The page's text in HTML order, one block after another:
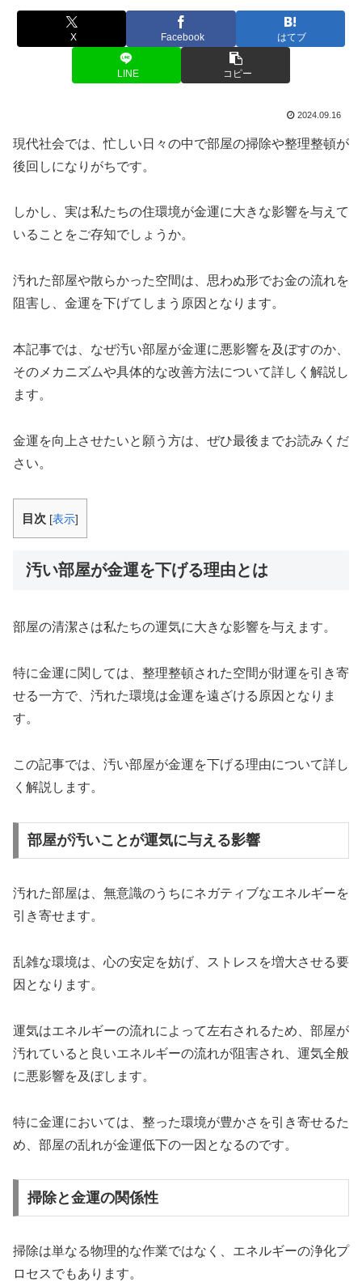
X Facebook はてブ
LINE コピー
2024.09.16
現代社会では、忙しい日々の中で部屋の掃除や整理整頓が
後回しになりがちです。
しかし、実は私たちの住環境が金運に大きな影響を与えて
いることをご存知でしょうか。
汚れた部屋や散らかった空間は、思わぬ形でお金の流れを
阻害し、金運を下げてしまう原因となります。
本記事では、なぜ汚い部屋が金運に悪影響を及ぼすのか、
そのメカニズムや具体的な改善方法について詳しく解説し
ます。
金運を向上させたいと願う方は、ぜひ最後までお読みくだ
さい。
目次 [表示]
汚い部屋が金運を下げる理由とは
部屋の清潔さは私たちの運気に大きな影響を与えます。
特に金運に関しては、整理整頓された空間が財運を引き寄
せる一方で、汚れた環境は金運を遠ざける原因となりま
す。
この記事では、汚い部屋が金運を下げる理由について詳し
く解説します。
部屋が汚いことが運気に与える影響
汚れた部屋は、無意識のうちにネガティブなエネルギーを
引き寄せます。
乱雑な環境は、心の安定を妨げ、ストレスを増大させる要
因となります。
運気はエネルギーの流れによって左右されるため、部屋が
汚れていると良いエネルギーの流れが阻害され、運気全般
に悪影響を及ぼします。
特に金運においては、整った環境が豊かさを引き寄せるた
め、部屋の乱れが金運低下の一因となるのです。
掃除と金運の関係性
掃除は単なる物理的な作業ではなく、エネルギーの浄化プ
ロセスでもあります。